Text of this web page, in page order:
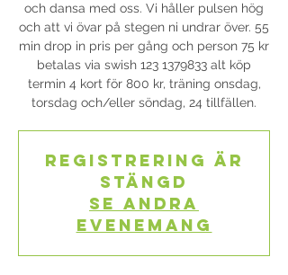
och dansa med oss. Vi håller pulsen hög
och att vi övar på stegen ni undrar över. 55
min drop in pris per gång och person 75 kr
betalas via swish 123 1379833 alt köp
termin 4 kort för 800 kr, träning onsdag,
torsdag och/eller söndag, 24 tillfällen.
Registrering är
stängd
Se andra
evenemang